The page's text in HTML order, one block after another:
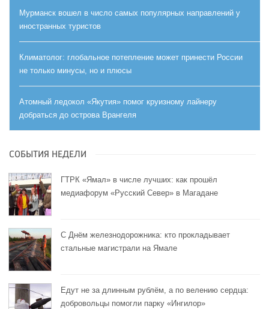
Мурманск вошел в число самых популярных направлений у
иностранных туристов
Климатолог: глобальное потепление может принести России
не только минусы, но и плюсы
Атомный ледокол «Якутия» помог круизному лайнеру
добраться до острова Врангеля
СОБЫТИЯ НЕДЕЛИ
ГТРК «Ямал» в числе лучших: как прошёл
медиафорум «Русский Север» в Магадане
С Днём железнодорожника: кто прокладывает
стальные магистрали на Ямале
Едут не за длинным рублём, а по велению сердца:
добровольцы помогли парку «Ингилор»